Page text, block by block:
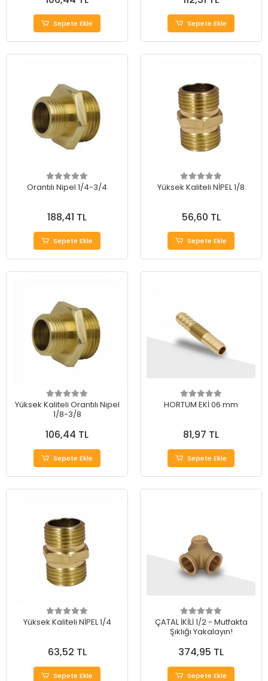
Sepete Ekle Sepete Ekle
Orantılı Nipel 1/4-3/4
188,41 TL
Sepete Ekle
Yüksek Kaliteli NİPEL 1/8
56,60 TL
Sepete Ekle
Yüksek Kaliteli Orantılı Nipel
1/8-3/8
106,44 TL
Sepete Ekle
HORTUM EKİ 06 mm
81,97 TL
Sepete Ekle
Yüksek Kaliteli NİPEL 1/4
63,52 TL
Sepete Ekle
ÇATAL İKİLİ 1/2 - Mutfakta
Şıklığı Yakalayın!
374,95 TL
Sepete Ekle